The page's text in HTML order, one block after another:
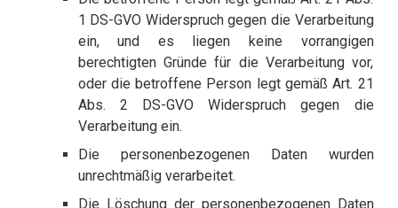
1 DS-GVO Widerspruch gegen die Verarbeitung
ein, und es liegen keine vorrangigen
berechtigten Gründe für die Verarbeitung vor,
oder die betroffene Person legt gemäß Art. 21
Abs. 2 DS-GVO Widerspruch gegen die
Verarbeitung ein.
Die personenbezogenen Daten wurden
unrechtmäßig verarbeitet.
Die Löschung der personenbezogenen Daten